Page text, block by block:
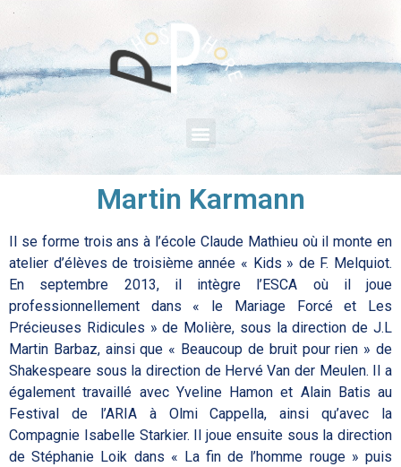
Martin Karmann
Il se forme trois ans à l’école Claude Mathieu où il monte en
atelier d’élèves de troisième année « Kids » de F. Melquiot.
En septembre 2013, il intègre l’ESCA où il joue
professionnellement dans « le Mariage Forcé et Les
Précieuses Ridicules » de Molière, sous la direction de J.L
Martin Barbaz, ainsi que « Beaucoup de bruit pour rien » de
Shakespeare sous la direction de Hervé Van der Meulen. Il a
également travaillé avec Yveline Hamon et Alain Batis au
Festival de l’ARIA à Olmi Cappella, ainsi qu’avec la
Compagnie Isabelle Starkier. Il joue ensuite sous la direction
de Stéphanie Loik dans « La fin de l’homme rouge » puis